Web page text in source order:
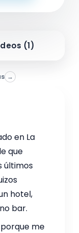
(1)
→
en La
que
últimos
hotel,
bar.
me